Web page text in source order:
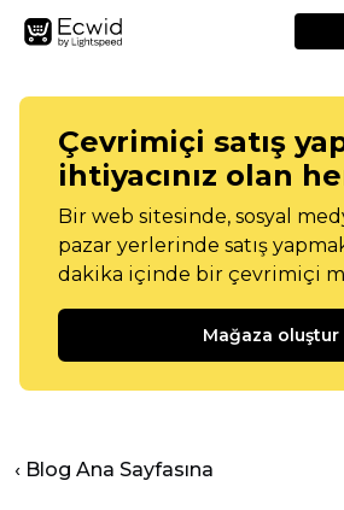
Çevrimiçi satış
ihtiyacınız olan
Bir web sitesinde, sosyal
pazar yerlerinde satış
dakika içinde bir çevrimiçi
Mağaza oluştur
‹ Blog Ana Sayfasına